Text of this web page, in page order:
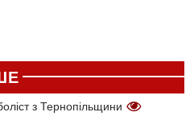
з Тернопільщини